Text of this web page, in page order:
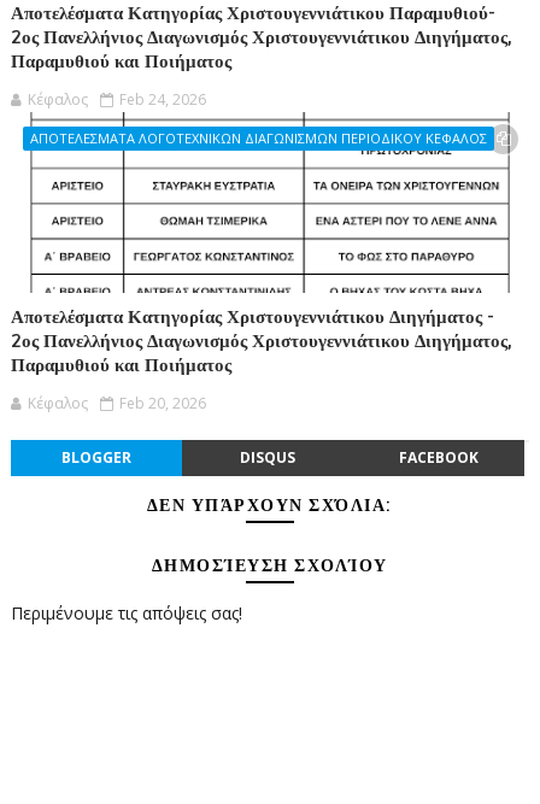
Αποτελέσματα Κατηγορίας Χριστουγεννιάτικου Παραμυθιού-
2ος Πανελλήνιος Διαγωνισμός Χριστουγεννιάτικου Διηγήματος,
Παραμυθιού και Ποιήματος
Κέφαλος Feb 24, 2026
ΑΠΟΤΕΛΕΣΜΑΤΑ ΛΟΓΟΤΕΧΝΙΚΩΝ ΔΙΑΓΩΝΙΣΜΩΝ ΠΕΡΙΟΔΙΚΟΥ ΚΕΦΑΛΟΣ
Αποτελέσματα Κατηγορίας Χριστουγεννιάτικου Διηγήματος -
2ος Πανελλήνιος Διαγωνισμός Χριστουγεννιάτικου Διηγήματος,
Παραμυθιού και Ποιήματος
Κέφαλος Feb 20, 2026
BLOGGER DISQUS FACEBOOK
ΔΕΝ ΥΠΆΡΧΟΥΝ ΣΧΌΛΙΑ:
ΔΗΜΟΣΊΕΥΣΗ ΣΧΟΛΊΟΥ
Περιμένουμε τις απόψεις σας!